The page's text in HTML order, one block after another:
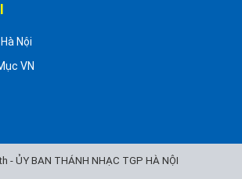
Nội
VN
ỦY BAN THÁNH NHẠC TGP HÀ NỘI